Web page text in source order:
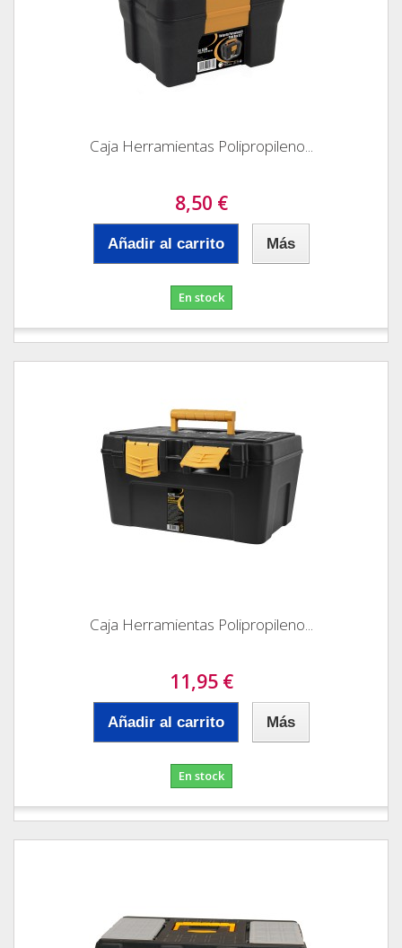
Caja Herramientas Polipropileno...
8,50 €
Añadir al carrito Más
En stock
Caja Herramientas Polipropileno...
11,95 €
Añadir al carrito Más
En stock